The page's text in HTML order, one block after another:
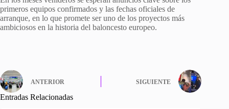
primeros equipos confirmados y las fechas oficiales de
arranque, en lo que promete ser uno de los proyectos más
ambiciosos en la historia del baloncesto europeo.
ANTERIOR SIGUIENTE
Entradas Relacionadas